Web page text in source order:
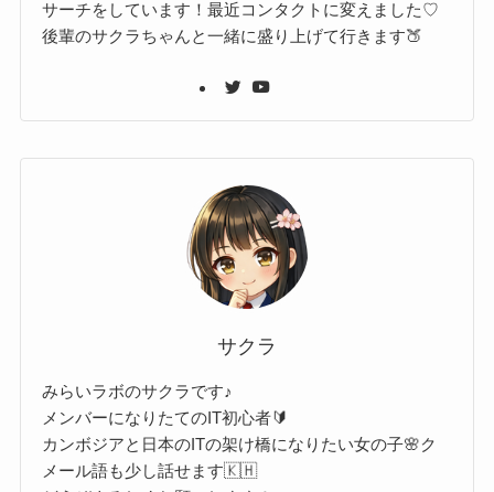
サーチをしています！最近コンタクトに変えました♡
後輩のサクラちゃんと一緒に盛り上げて行きます🍑
サクラ
みらいラボのサクラです♪
メンバーになりたてのIT初心者🔰
カンボジアと日本のITの架け橋になりたい女の子🌸ク
メール語も少し話せます🇰🇭